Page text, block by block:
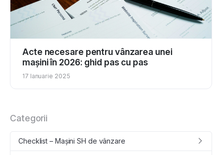
Acte necesare pentru vânzarea unei
mașini în 2026: ghid pas cu pas
17 Ianuarie 2025
Categorii
Checklist – Mașini SH de vânzare